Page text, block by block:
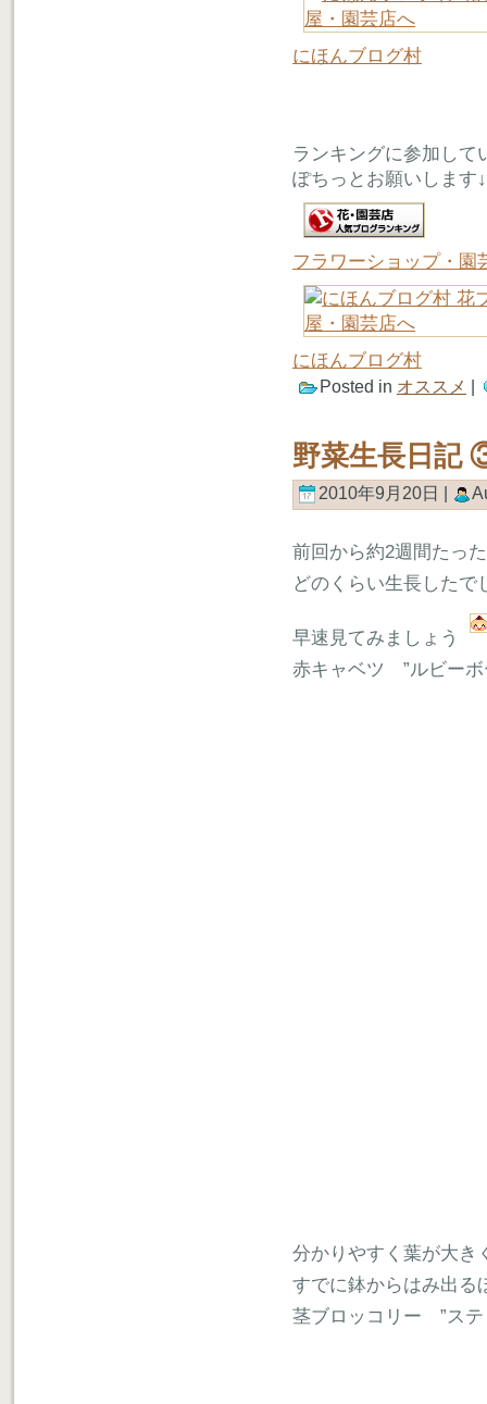
にほんブログ村
ランキングに参加して
ぽちっとお願いします↓
フラワーショップ・園
にほんブログ村
Posted in オススメ
野菜生長日記
2010年9月20日 |
前回から約2週間たっ
どのくらい生長したで
早速見てみましょう
赤キャベツ ”ルビーボ
分かりやすく葉が大き
すでに鉢からはみ出る
茎ブロッコリー ”ステ